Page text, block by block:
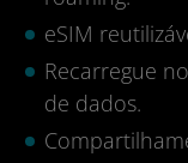
eSIM
Recarregue
de dados.